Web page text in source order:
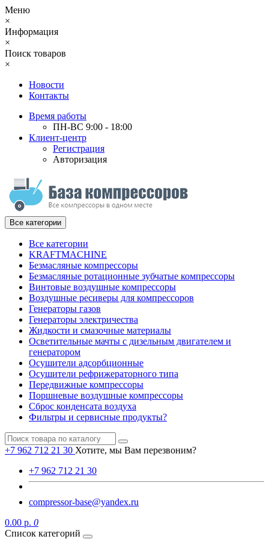
Меню
×
Информация
×
Поиск товаров
×
Новости
Контакты
Время работы
ПН-ВС 9:00 - 18:00
Клиент-центр
Регистрация
Авторизация
Все категории
Все категории
KRAFTMACHINE
Безмасляные компрессоры
Безмасляные ротационные зубчатые компрессоры
Винтовые воздушные компрессоры
Воздушные ресиверы для компрессоров
Генераторы газов
Генераторы электричества
Жидкости и смазочные материалы
Осветительные мачты с дизельным двигателем и
генератором
Осушители адсорбционные
Осушители рефрижераторного типа
Передвижные компрессоры
Поршневые воздушные компрессоры
Сброс конденсата воздуха
Фильтры и сервисные продукты?
+7 962 712 21 30 Хотите, мы Вам перезвоним?
+7 962 712 21 30
compressor-base@yandex.ru
0.00 р. 0
Список категорий